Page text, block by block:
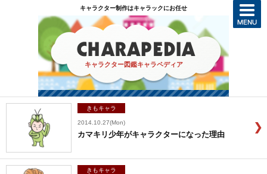
キャラクター制作はキャラックにお任せ
キャラクター図鑑キャラペディア
きもキャラ
2014.10.27(Mon)
カマキリ少年がキャラクターになった理由
きもキャラ